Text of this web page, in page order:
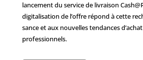
lancement du service de livraison
digitalisation de l’offre répond à cette
sance et aux nouvelles tendances
professionnels.